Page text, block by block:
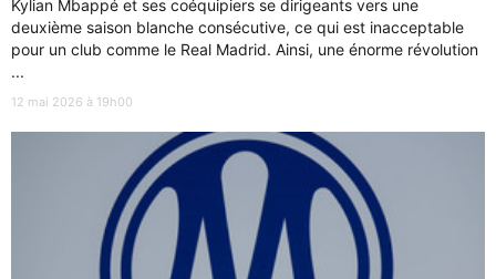
Kylian Mbappé et ses coéquipiers se dirigeants vers une
deuxième saison blanche consécutive, ce qui est inacceptable
pour un club comme le Real Madrid. Ainsi, une énorme révolution
...
12 mai 2026 à 19h00